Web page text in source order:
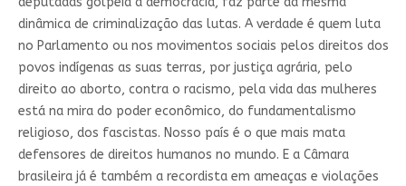
dinâmica de criminalização das lutas. A verdade é quem luta
no Parlamento ou nos movimentos sociais pelos direitos dos
povos indígenas as suas terras, por justiça agrária, pelo
direito ao aborto, contra o racismo, pela vida das mulheres
está na mira do poder econômico, do fundamentalismo
religioso, dos fascistas. Nosso país é o que mais mata
defensores de direitos humanos no mundo. E a Câmara
brasileira já é também a recordista em ameaças e violações